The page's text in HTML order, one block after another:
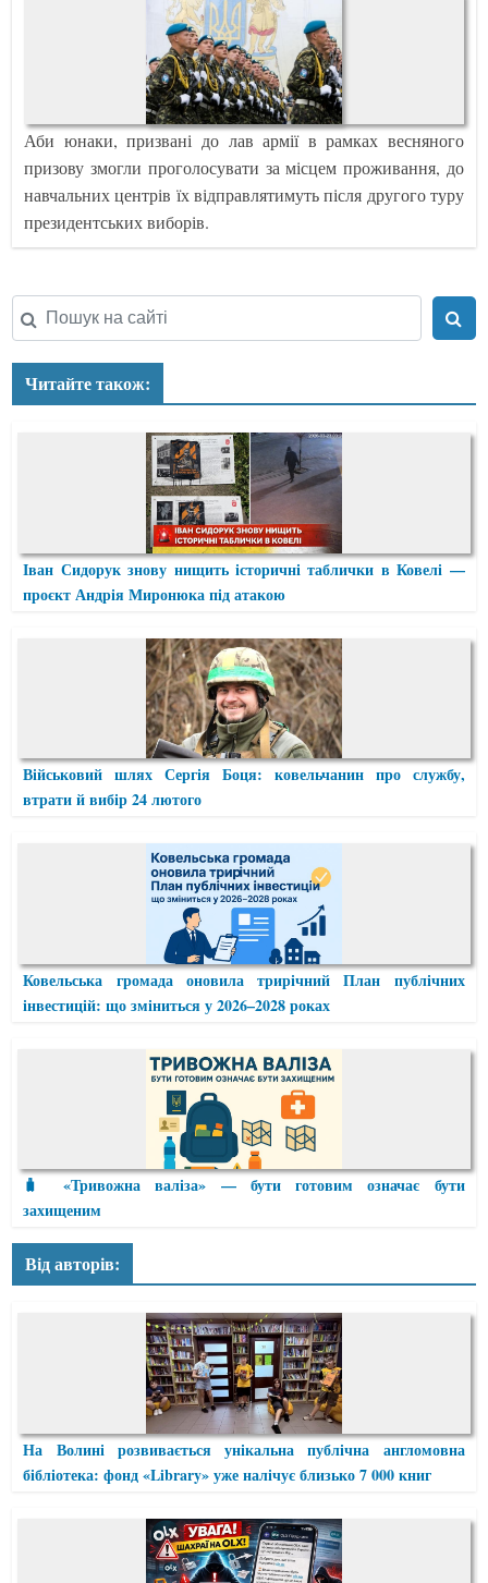
Аби юнаки, призвані до лав армії в рамках весняного
призову змогли проголосувати за місцем проживання, до
навчальних центрів їх відправлятимуть після другого туру
президентських виборів.
Читайте також:
Іван Сидорук знову нищить історичні таблички в Ковелі —
проєкт Андрія Миронюка під атакою
Військовий шлях Сергія Боця: ковельчанин про службу,
втрати й вибір 24 лютого
Ковельська громада оновила трирічний План публічних
інвестицій: що зміниться у 2026–2028 роках
🧳 «Тривожна валіза» — бути готовим означає бути
захищеним
Від авторів:
На Волині розвивається унікальна публічна англомовна
бібліотека: фонд «Library» уже налічує близько 7 000 книг